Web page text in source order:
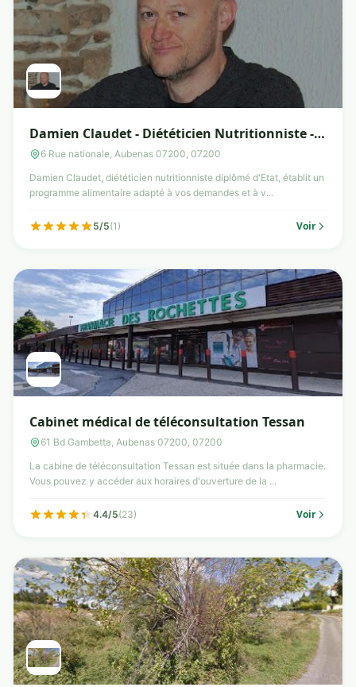
Damien Claudet - Diététicien Nutritionniste -
Aubenas
6 Rue nationale, Aubenas 07200, 07200
Damien Claudet, diététicien nutritionniste diplômé d'Etat, établit un
programme alimentaire adapté à vos demandes et à v...
5/5(1) Voir
Cabinet médical de téléconsultation Tessan
61 Bd Gambetta, Aubenas 07200, 07200
La cabine de téléconsultation Tessan est située dans la pharmacie.
Vous pouvez y accéder aux horaires d'ouverture de la ...
4.4/5(23) Voir